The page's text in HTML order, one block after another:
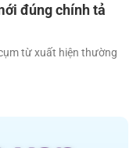
đúng chính tả
từ xuất hiện thường